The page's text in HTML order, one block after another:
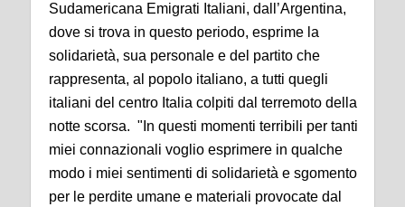
Sudamericana Emigrati Italiani, dall’Argentina,
dove si trova in questo periodo, esprime la
solidarietà, sua personale e del partito che
rappresenta, al popolo italiano, a tutti quegli
italiani del centro Italia colpiti dal terremoto della
notte scorsa. "In questi momenti terribili per tanti
miei connazionali voglio esprimere in qualche
modo i miei sentimenti di solidarietà e sgomento
per le perdite umane e materiali provocate dal